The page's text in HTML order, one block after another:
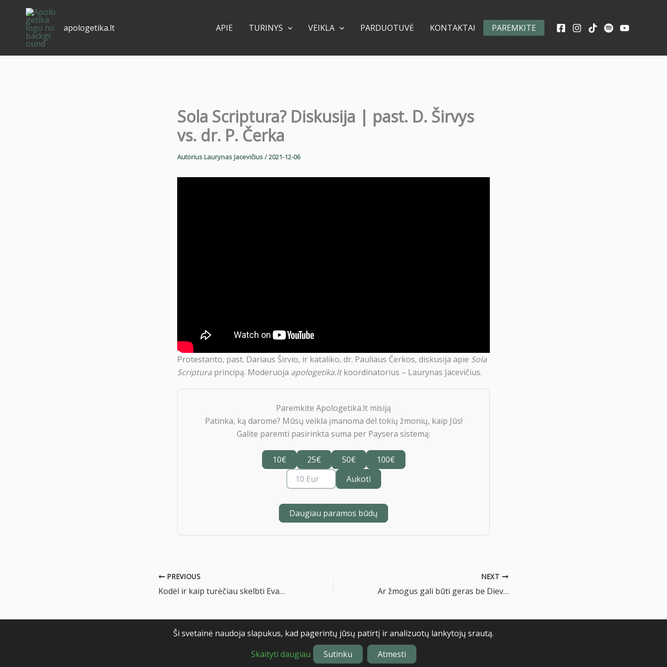
apologetika.lt APIE TURINYS VEIKLA PARDUOTUVĖ KONTAKTAI PAREMKITE
Sola Scriptura? Diskusija | past. D. Širvys
vs. dr. P. Čerka
AutoriusLaurynas Jacevičius/2021-12-06
Protestanto, past. Dariaus Širvio, ir kataliko, dr. Pauliaus Čerkos, diskusija apie Sola
Scriptura principą. Moderuoja apologetika.ltkoordinatorius – Laurynas Jacevičius.
Paremkite Apologetika.lt misiją
Patinka, ką darome? Mūsų veikla įmanoma dėl tokių žmonių, kaip Jūs!
Galite paremti pasirinkta suma per Paysera sistemą:
10€ 25€ 50€
100€
Aukoti
Daugiau paramos būdų
PREVIOUS
Kodėl ir kaip turėčiau skelbti Evangeliją?
NEXT
Ar žmogus gali būti geras be Dievo?
Privatumo politika
Ši svetainė naudoja slapukus, kad pagerintų jūsų patirtį ir analizuotų lankytojų srautą.
Skaityti daugiau
Sutinku Atmesti